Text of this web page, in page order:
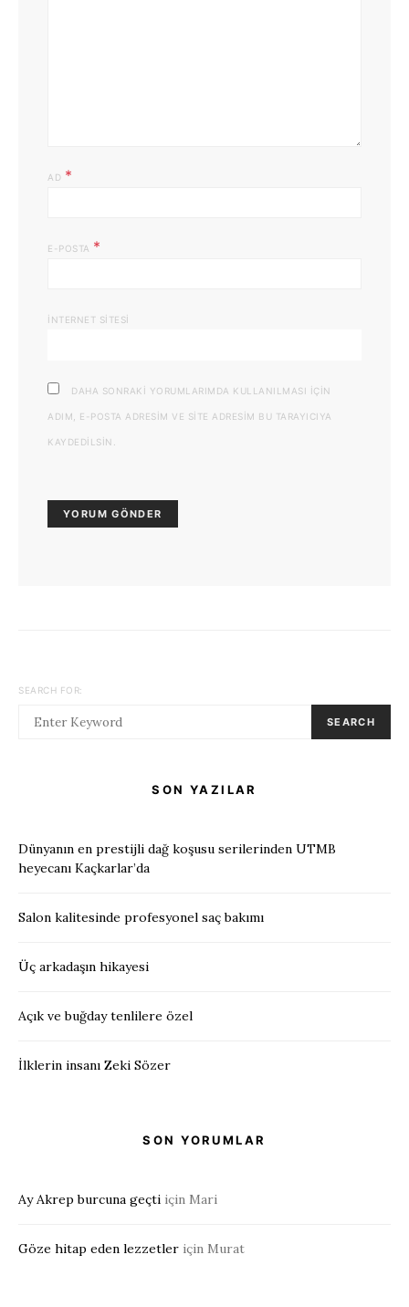
AD *
E-POSTA *
İNTERNET SITESI
DAHA SONRAKI YORUMLARIMDA KULLANILMASI IÇIN
ADIM, E-POSTA ADRESIM VE SITE ADRESIM BU TARAYICIYA
KAYDEDILSIN.
SEARCH FOR:
SEARCH
SON YAZILAR
Dünyanın en prestijli dağ koşusu serilerinden UTMB
heyecanı Kaçkarlar’da
Salon kalitesinde profesyonel saç bakımı
Üç arkadaşın hikayesi
Açık ve buğday tenlilere özel
İlklerin insanı Zeki Sözer
SON YORUMLAR
Ay Akrep burcuna geçti için Mari
Göze hitap eden lezzetler için Murat